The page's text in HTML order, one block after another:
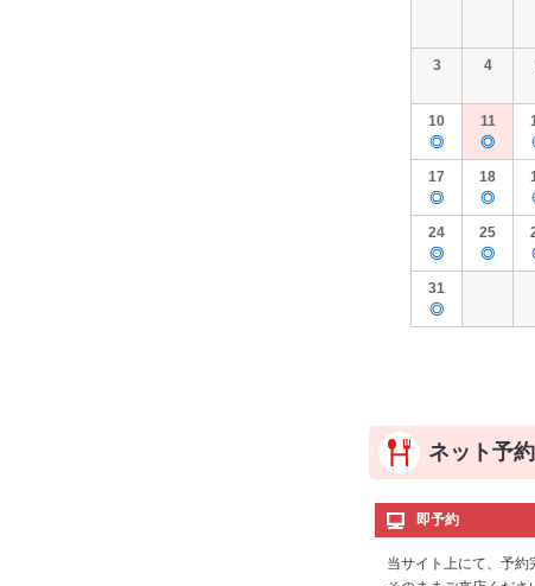
3 4
10
◎
11
◎
17
◎
18
◎
24
◎
25
◎
31
◎
ネット予
即予約
当サイト上にて、予約